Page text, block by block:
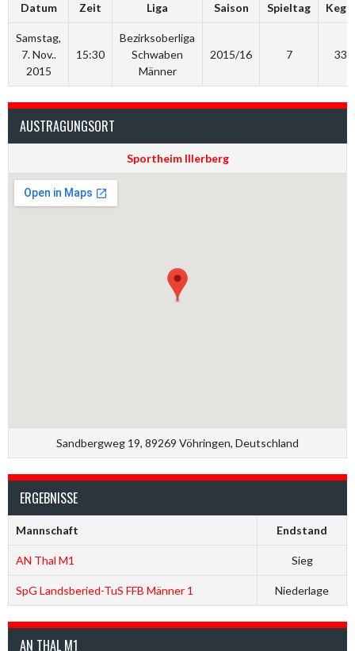
Datum Zeit Liga Saison Spieltag
Samstag,
7. Nov..
2015
15:30
Bezirksoberliga
Schwaben
Männer
2015/16 7
AUSTRAGUNGSORT
Sportheim Illerberg
Sandbergweg 19, 89269 Vöhringen, Deutschland
ERGEBNISSE
Mannschaft Endstand
AN Thal M1 Sieg
SpG Landsberied-TuS FFB Männer 1 Niederlage
AN THAL M1